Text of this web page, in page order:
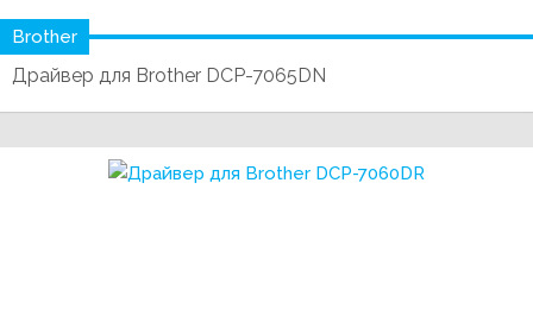
Brother
Драйвер для Brother DCP-7065DN